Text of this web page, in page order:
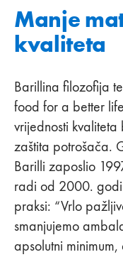
Manje
kvaliteta
Barillina filozofija
food for a better
vrijednosti
zaštita potrošača.
Barilli zaposlio
radi od 2000.
praksi: “Vrlo
smanjujemo
apsolutni